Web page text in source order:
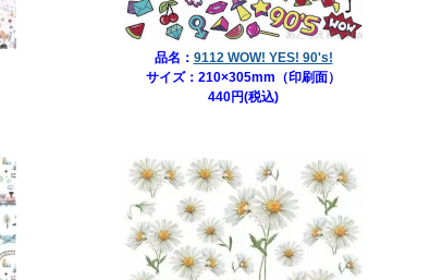
品名： 9112 WOW! YES! 90's!
サイズ：210×305mm（印刷面）
440円(税込)